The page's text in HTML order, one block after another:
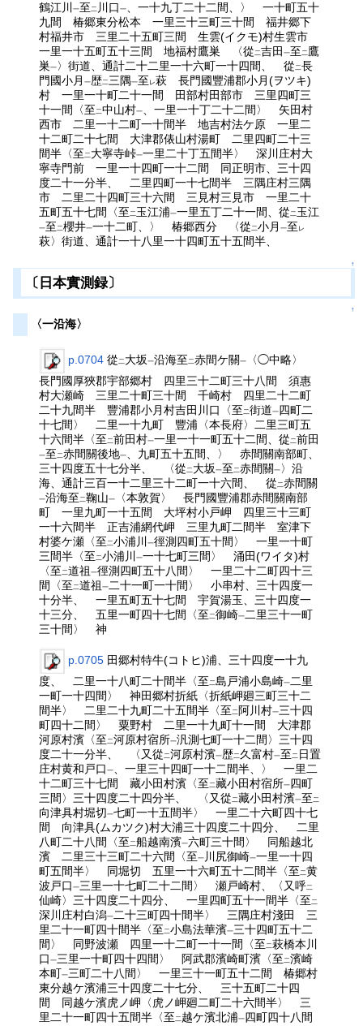
鶴江川一至二 川口一
、一十九丁二十二間、〉 一十町五十
九間 椿郷東分松本 一里三十三町三十間 福井郷下
村福井市 三里二十五町三間 生雲(イクモ)村生雲市
一里一十五町五十三間 地福村鷹巣 〈從二吉田一至二鷹
巣一 〉街道、通計二十二里一十六町一十四間、 從二長
門國小月一歴二三隅一至 レ萩 長門國豐浦郡小月(ヲツキ)
村 一里一十町二十一間 田部村田部市 三里四町三
十一間〈至二中山村一
、一里一十丁二十二間〉 矢田村
西市 二里一十二町一十間半 地吉村法ケ原 一里二
十二町二十七間 大津郡俵山村湯町 二里四町二十三
間半〈至二大寧寺峠一一里二十丁五間半〉 深川庄村大
寧寺門前 一里一十四町一十二間 同正明市、三十四
度二十一分半、 二里四町一十七間半 三隅庄村三隅
市 二里二十四町三十六間 三見村三見市 一里二十
五町五十七間〈至二玉江浦一一里五丁二十一間、從二玉江
一至二櫻井一一十二町、〉 椿郷西分 〈從二小月一至 レ
萩〉街道、通計一十八里一十四町五十五間半、
↑
〔日本實測録〕
↑
〈一沿海〉
p.0704 從二大坂一沿海至二赤間ケ關一
〈◯中略〉
長門國厚狹郡宇部郷村 四里三十二町三十八間 須惠
村大瀬崎 三里二十町三十間 千崎村 四里二十二町
二十九間半 豐浦郡小月村吉田川口〈至二街道一四町二
十七間〉 二里一十九町 豐浦〈本長府〉二里三町五
十六間半〈至二前田村一一里一十一町五十二間、從二前田
一至二赤間關後地一
、九町五十五間、〉 赤間關南部町、
三十四度五十七分半、 〈從二大坂一至二赤間關一 〉沿
海、通計三百一十二里三十二町一十六間、 從二赤間關
一沿海至二鞠山一
〈本敦賀〉 長門國豐浦郡赤間關南部
町 一里九町一十五間 大坪村小戸岬 四里三十三町
一十六間半 正吉浦網代岬 三里九町二間半 室津下
村婆ケ瀬〈至二小浦川一徑測四町五十間〉 一里一十町
三間半〈至二小浦川一一十七町三間〉 涌田(ワイタ)村
〈至二道祖一徑測四町五十八間〉 一里二十二町四十三
間〈至二道祖一 二十一町一十間〉 小串村、三十四度一
十分半、 一里五町五十七間 宇賀湯玉、三十四度一
十三分、 五里一町四十七間〈至二御崎一 二里三十一町
三十間〉 神
p.0705 田郷村特牛(コトヒ)浦、三十四度一十九
度、 二里一十八町二十間半〈至二島戸浦小島崎一二里
一町一十四間〉 神田郷村折紙〈折紙岬廻三町三十二
間半〉 二里二十九町二十五間半〈至二 阿川村一三十四
町四十二間〉 粟野村 二里一十九町十一間 大津郡
河原村濱〈至二河原村宿所一汎測七町一十二間〉三十四
度二十一分半、 〈又從二河原村濱一歴二久富村一至二 日置
庄村黄和戸口一、一里三十四町一十二間半、〉 一里二
十二町三十七間 藏小田村濱〈至二藏小田村宿所一四町
三間〉三十四度二十四分半、 〈又從二藏小田村濱一至二
向津具村堀切一七町一十五間半〉 一里二十六町四十七
間 向津具(ムカツク)村大浦三十四度二十四分、 二里
八町二十八間〈至二船越南濱一六町三十間〉 同船越北
濱 二里三十三町二十六間〈至一 川尻御崎一一里一十四
町五間半〉 同堀切 五里一十六町五十二間半〈至二黄
波戸口一三里一十七町二十二間〉 瀬戸崎村、〈又呼二
仙崎〉三十四度二十四分、 一里四町五十一間半〈至二
深川庄村白潟一二十三町四十間半〉 三隅庄村淺田 三
里二十一町四十間半〈至二小島法華濱一三十四町五十二
間〉 同野波瀬 四里一十二町一十一間〈至二萩橋本川
口一三里一十町四十四間〉 阿武郡濱崎町濱〈至二濱崎
本町一三町二十八間〉 一里三十一町五十二間 椿郷村
東分越ケ濱浦三十四度二十七分、 三十五町二十四
間 同越ケ濱虎ノ岬〈虎ノ岬廻二町二十六間半〉 三
里二十一町四十五間半〈至二越ケ濱北浦一四町四十八間